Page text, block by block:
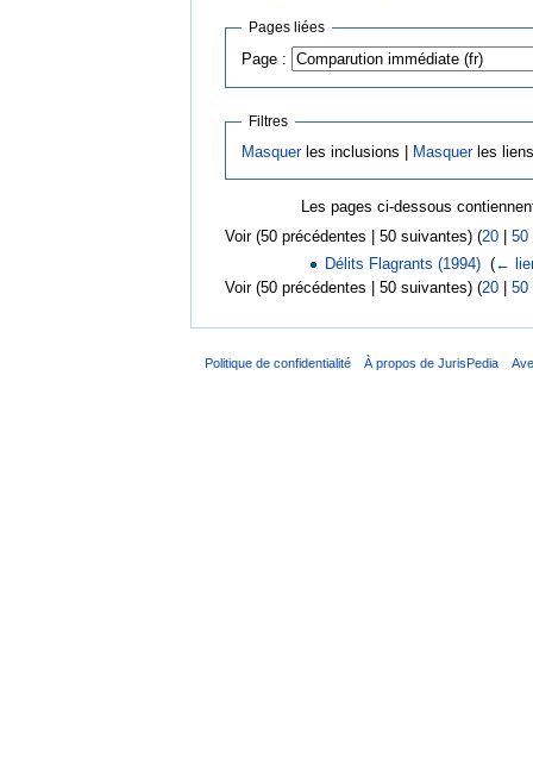
Pages liées
Page :
Filtres
Masquerles inclusions | Masquerles
Les pages ci-dessous
Voir (50 précédentes | 50 suivantes) (20 50
Délits Flagrants (1994) ‎(←
Voir (50 précédentes | 50 suivantes) (20 50
Politique de confidentialité À propos de JurisPedia